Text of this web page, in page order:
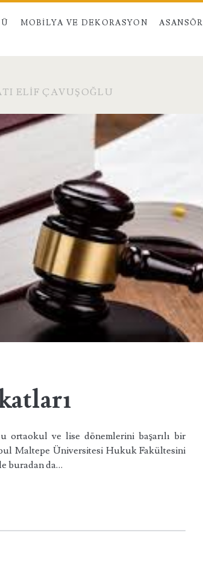
MOBILYA VE DEKORASYON ASANSÖR
ELIF ÇAVUŞOĞLU
ortaokul ve lise dönemlerini başarılı bir
Maltepe Üniversitesi Hukuk Fakültesini
buradan da…